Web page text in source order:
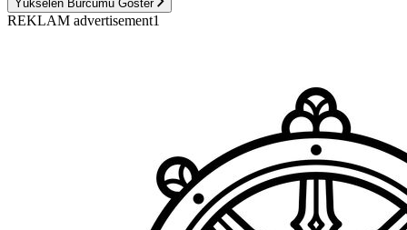
Yükselen Burcumu Göster
REKLAM advertisement1